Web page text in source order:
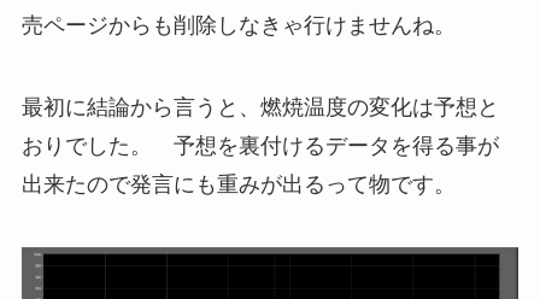
売ページからも削除しなきゃ行けませんね。
最初に結論から言うと、燃焼温度の変化は予想と
おりでした。 予想を裏付けるデータを得る事が
出来たので発言にも重みが出るって物です。